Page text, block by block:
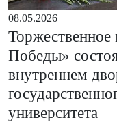
08.05.2026
Торжественное
Победы»
внутреннем
университета